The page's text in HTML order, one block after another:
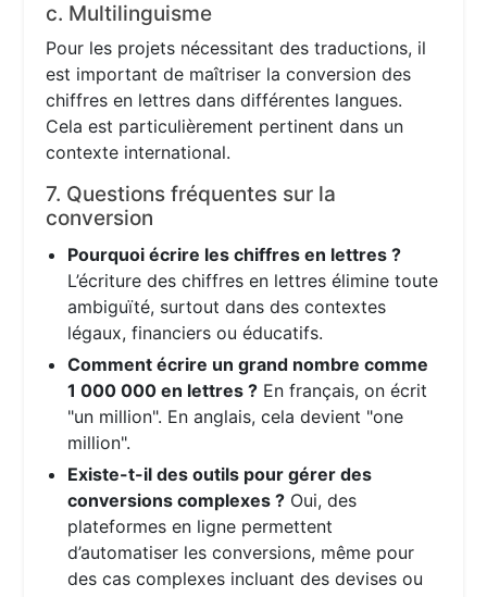
c. Multilinguisme
Pour les projets nécessitant des traductions, il
est important de maîtriser la conversion des
chiffres en lettres dans différentes langues.
Cela est particulièrement pertinent dans un
contexte international.
7. Questions fréquentes sur la
conversion
Pourquoi écrire les chiffres en lettres ?
L’écriture des chiffres en lettres élimine toute
ambiguïté, surtout dans des contextes
légaux, financiers ou éducatifs.
Comment écrire un grand nombre comme
1 000 000 en lettres ? En français, on écrit
"un million". En anglais, cela devient "one
million".
Existe-t-il des outils pour gérer des
conversions complexes ? Oui, des
plateformes en ligne permettent
d’automatiser les conversions, même pour
des cas complexes incluant des devises ou